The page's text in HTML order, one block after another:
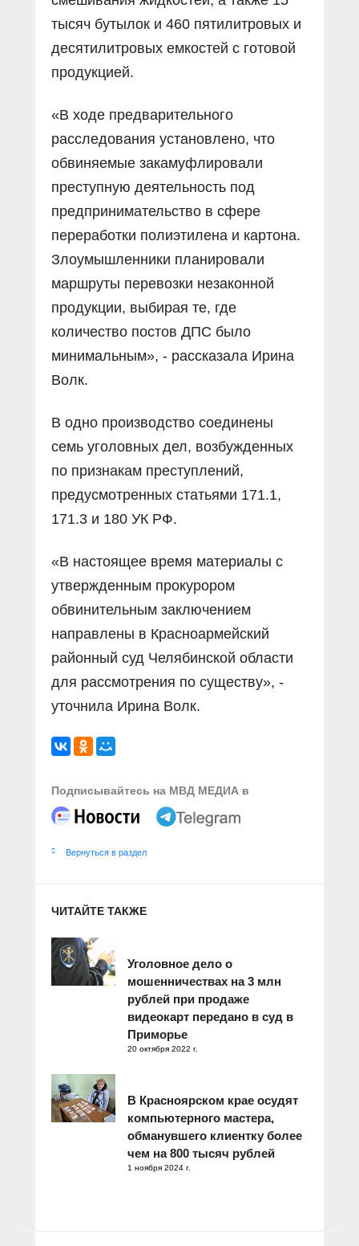
тысяч бутылок и 460 пятилитровых и
десятилитровых емкостей с готовой
продукцией.
«В ходе предварительного
расследования установлено, что
обвиняемые закамуфлировали
преступную деятельность под
предпринимательство в сфере
переработки полиэтилена и картона.
Злоумышленники планировали
маршруты перевозки незаконной
продукции, выбирая те, где
количество постов ДПС было
минимальным», - рассказала Ирина
Волк.
В одно производство соединены
семь уголовных дел, возбужденных
по признакам преступлений,
предусмотренных статьями 171.1,
171.3 и 180 УК РФ.
«В настоящее время материалы с
утвержденным прокурором
обвинительным заключением
направлены в Красноармейский
районный суд Челябинской области
для рассмотрения по существу», -
уточнила Ирина Волк.
Подписывайтесь на МВД МЕДИА в
Вернуться в раздел
ЧИТАЙТЕ ТАКЖЕ
Уголовное дело о
мошенничествах на 3 млн
рублей при продаже
видеокарт передано в суд в
Приморье
20 октября 2022 г.
В Красноярском крае осудят
компьютерного мастера,
обманувшего клиентку более
чем на 800 тысяч рублей
1 ноября 2024 г.